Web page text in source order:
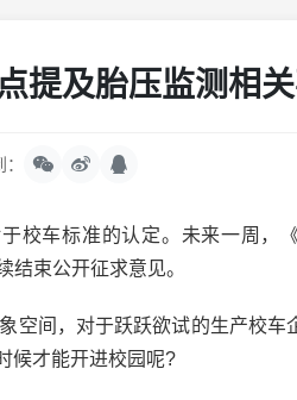
提及胎压监测相
车标准的认定。未来一周，
结束公开征求意见。
间，对于跃跃欲试的生产校车
候才能开进校园呢?